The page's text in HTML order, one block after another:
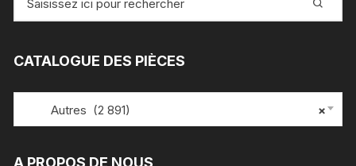
pour
CATALOGUE DES PIÈCES
×
Autres (2 891)